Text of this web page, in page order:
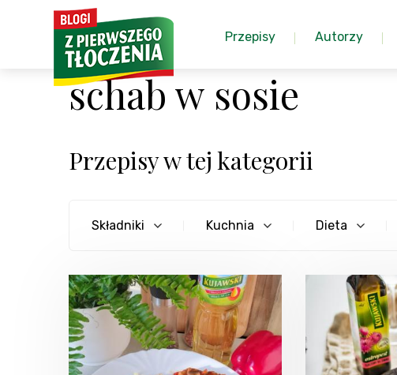
Przepisy Autorzy
schab w sosie
Przepisy w tej kategorii
Składniki Kuchnia Dieta